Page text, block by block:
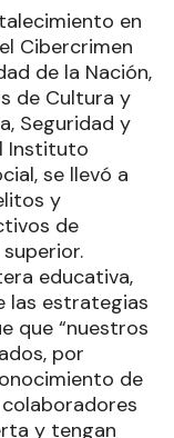
en
Cibercrimen
de la Nación,
de Cultura y
Seguridad y
Instituto
se llevó a
y
de
educativa,
las estrategias
que “nuestros
por
de
y tengan